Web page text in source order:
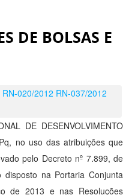
DE BOLSAS E
RN-020/2012 RN-037/2012
DE DESENVOLVIMENTO
no uso das atribuições que
pelo Decreto nº 7.899, de
na Portaria Conjunta
de 2013 e nas Resoluções